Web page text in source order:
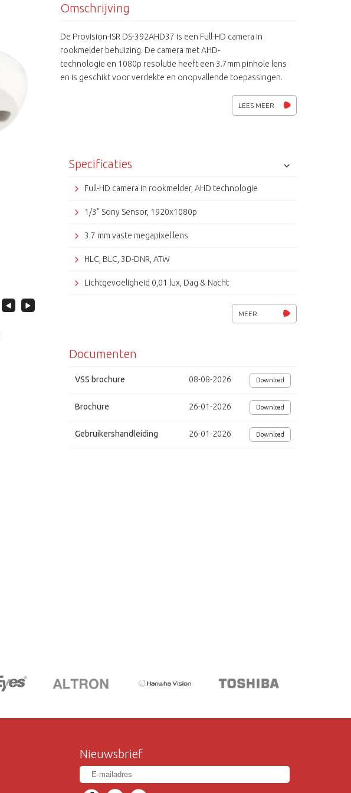
Omschrijving
De Provision-ISR DS-392AHD37 is een Full-HD camera in
rookmelder behuizing. De camera met AHD-
technologie en 1080p resolutie heeft een 3.7mm pinhole lens
en is geschikt voor verdekte en onopvallende toepassingen.
een automatische witbalans, 3D-DNR, 4 detectie- en 4 privacy
zones en een OSD menu. Door de 960H omschakeling zijn
Bestaande coaxbekabeling hoeft niet vervangen te worden.
LEES MEER
Specificaties
Full-HD camera in rookmelder, AHD technologie
1/3" Sony Sensor, 1920x1080p
3.7 mm vaste megapixel lens
HLC, BLC, 3D-DNR, ATW
Lichtgevoeligheid 0,01 lux, Dag & Nacht
CoC ondersteuning
Afmetingen (Ø) 125 x 50mm
Voedingsspanning: 12Vdc/ 75mA
MEER
Documenten
VSS brochure 08-08-2026 Download
Brochure 26-01-2026 Download
Gebruikershandleiding 26-01-2026 Download
Nieuwsbrief